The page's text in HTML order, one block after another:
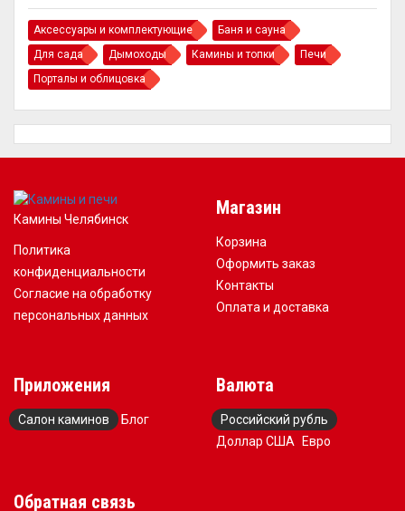
Аксессуары и комплектующие
Баня и сауна
Для сада
Дымоходы Камины и топки
Печи
Порталы и облицовка
Камины Челябинск
Политика
конфиденциальности
Согласие на обработку
персональных данных
Магазин
Корзина
Оформить заказ
Контакты
Оплата и доставка
Приложения
Салон каминов Блог
Валюта
Российский рубль
Доллар США
Евро
Обратная связь